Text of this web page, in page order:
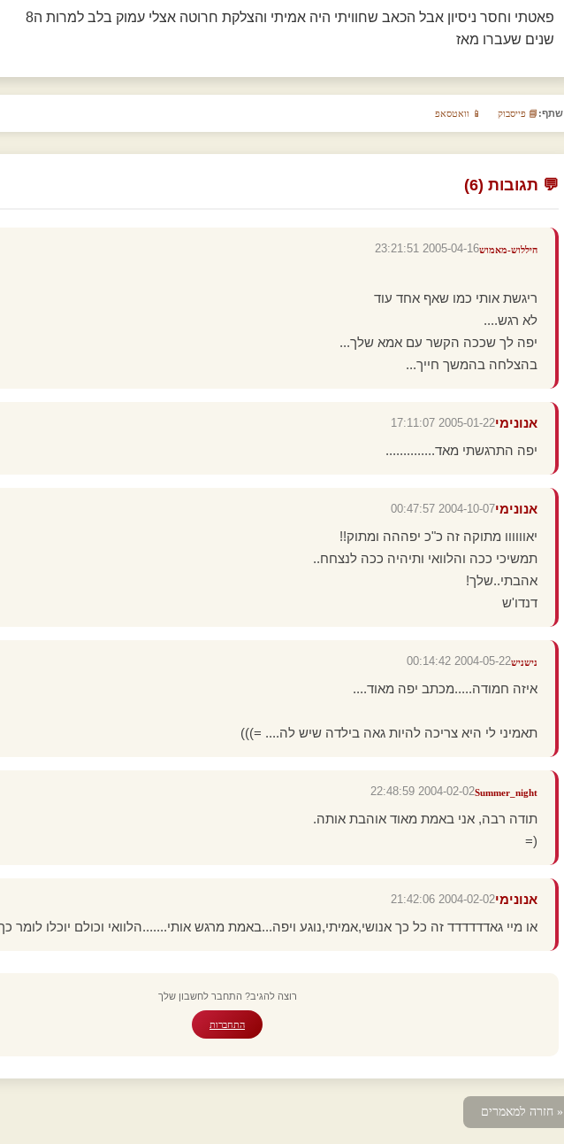
פאטתי וחסר ניסיון אבל הכאב שחוויתי היה אמיתי והצלקת חרוטה אצלי עמוק בלב למרות ה8
שנים שעברו מאז
שתף: 📘 פייסבוק 📱 וואטסאפ
💬 תגובות (6)
היללוש-מאמוש2005-04-16 23:21:51
ריגשת אותי כמו שאף אחד עוד
לא רגש....
יפה לך שככה הקשר עם אמא שלך...
בהצלחה בהמשך חייך...
אנונימי2005-01-22 17:11:07
יפה התרגשתי מאד..............
אנונימי2004-10-07 00:47:57
יאוווווו מתוקה זה כ"כ יפההה ומתוק!!
תמשיכי ככה והלוואי ותיהיה ככה לנצחח..
אהבתי..שלך!
דנדו'ש
נישניש2004-05-22 00:14:42
איזה חמודה.....מכתב יפה מאוד....
תאמיני לי היא צריכה להיות גאה בילדה שיש לה.... =)))
Summer_night
2004-02-02 22:48:59
תודה רבה, אני באמת מאוד אוהבת אותה.
(=
אנונימי2004-02-02 21:42:06
או מיי גאדדדדדד זה כל כך אנושי,אמיתי,נוגע ויפה...באמת מרגש אותי.......הלוואי וכולם יוכלו לומר
רוצה להגיב? התחבר לחשבון שלך
התחברות
« חזרה למאמרים